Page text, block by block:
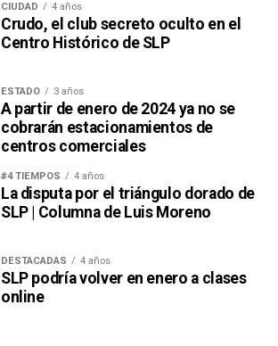
CIUDAD 4 años
Crudo, el club secreto oculto en el
Centro Histórico de SLP
ESTADO 3 años
A partir de enero de 2024 ya no se
cobrarán estacionamientos de
centros comerciales
#4 TIEMPOS 4 años
La disputa por el triángulo dorado de
SLP | Columna de Luis Moreno
DESTACADAS 4 años
SLP podría volver en enero a clases
online